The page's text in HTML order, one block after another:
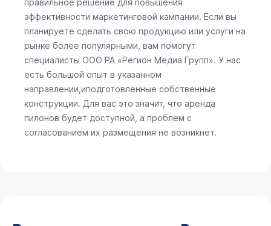
правильное решение для повышения
эффективности маркетинговой кампании. Если вы
планируете сделать свою продукцию или услуги на
рынке более популярными, вам помогут
специалисты ООО РА «Регион Медиа Групп». У нас
есть большой опыт в указанном
направлении,иподготовленные собственные
конструкции. Для вас это значит, что аренда
пилонов будет доступной, а проблем с
согласованием их размещения не возникнет.